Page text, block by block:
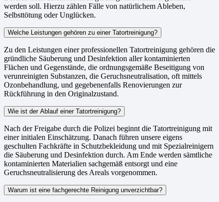
werden soll. Hierzu zählen Fälle von natürlichem Ableben,
Selbsttötung oder Unglücken.
Welche Leistungen gehören zu einer Tatortreinigung?
Zu den Leistungen einer professionellen Tatortreinigung gehören die
gründliche Säuberung und Desinfektion aller kontaminierten
Flächen und Gegenstände, die ordnungsgemäße Beseitigung von
verunreinigten Substanzen, die Geruchsneutralisation, oft mittels
Ozonbehandlung, und gegebenenfalls Renovierungen zur
Rückführung in den Originalzustand.
Wie ist der Ablauf einer Tatortreinigung?
Nach der Freigabe durch die Polizei beginnt die Tatortreinigung mit
einer initialen Einschätzung. Danach führen unsere eigens
geschulten Fachkräfte in Schutzbekleidung und mit Spezialreinigern
die Säuberung und Desinfektion durch. Am Ende werden sämtliche
kontaminierten Materialien sachgemäß entsorgt und eine
Geruchsneutralisierung des Areals vorgenommen.
Warum ist eine fachgerechte Reinigung unverzichtbar?